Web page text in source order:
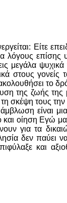
Είτε
λόγους
ψυχικά
στους
το
της ζωής
σκέψη τους
είναι
οίηση Εγώ
για τα
δεν
και